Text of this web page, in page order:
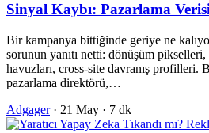
Sinyal Kaybı: Pazarlama
Bir kampanya bittiğinde geriye ne
sorunun yanıtı netti: dönüşüm
havuzları, cross-site davranış profilleri.
pazarlama direktörü,…
Adgager · 21 May · 7 dk